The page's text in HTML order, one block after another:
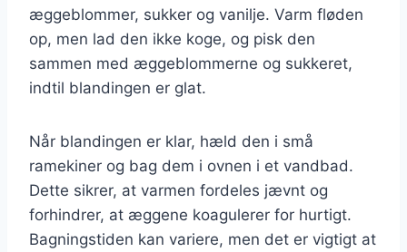
æggeblommer, sukker og vanilje. Varm fløden
op, men lad den ikke koge, og pisk den
sammen med æggeblommerne og sukkeret,
indtil blandingen er glat.
Når blandingen er klar, hæld den i små
ramekiner og bag dem i ovnen i et vandbad.
Dette sikrer, at varmen fordeles jævnt og
forhindrer, at æggene koagulerer for hurtigt.
Bagningstiden kan variere, men det er vigtigt at